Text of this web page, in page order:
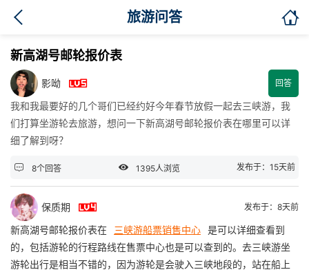
旅游问答 
新高湖号邮轮报价表
影呦  回答
我和我最要好的几个哥们已经约好今年春节放假一起去三峡游，我
们打算坐游轮去旅游，想问一下新高湖号邮轮报价表在哪里可以详
细了解到呀？
 8个回答  1395人浏览 发布于：15天前
保质期  发布于：8天前
新高湖号邮轮报价表在 三峡游船票销售中心 是可以详细查看到
的，包括游轮的行程路线在售票中心也是可以查到的。去三峡游坐
游轮出行是相当不错的，因为游轮是会驶入三峡地段的，站在船上